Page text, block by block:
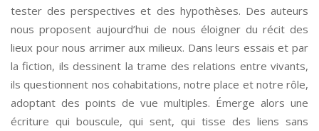
tester des perspectives et des hypothèses. Des auteurs
nous proposent aujourd’hui de nous éloigner du récit des
lieux pour nous arrimer aux milieux. Dans leurs essais et par
la fiction, ils dessinent la trame des relations entre vivants,
ils questionnent nos cohabitations, notre place et notre rôle,
adoptant des points de vue multiples. Émerge alors une
écriture qui bouscule, qui sent, qui tisse des liens sans